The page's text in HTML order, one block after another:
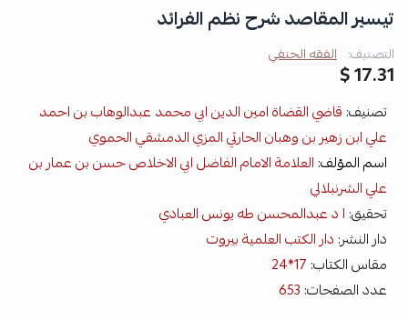
تيسير المقاصد شرح نظم الفرائد
التصنيف: الفقه الحنفي
17.31 $
تصنيف: قاضي القضاة امين الدين ابي محمد عبدالوهاب بن احمد
علي ابن زهير بن وهبان الحارثي المزي الدمشقي الحموي
اسم المؤلف: العلامة الامام الفاضل ابي الاخلاص حسن بن عمار بن
علي الشرنبلالي
تحقيق: ا د عبدالمحسن طه يونس العبادي
دار النشر: دار الكتب العلمية بيروت
مقاس الكتاب: 17*24
عدد الصفحات: